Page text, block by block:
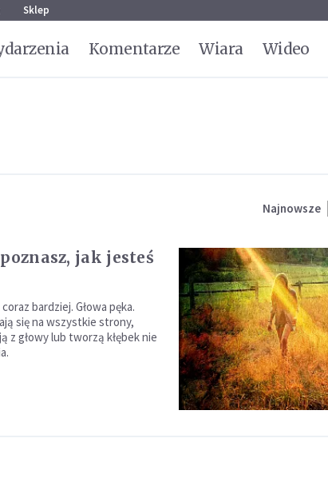
Sklep
Komentarze Wiara Wideo
Najnowsze
jak jesteś
coraz bardziej. Głowa pęka.
się na wszystkie strony,
z głowy lub tworzą kłębek nie